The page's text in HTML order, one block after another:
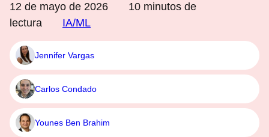
12 de mayo de 2026 10 minutos de
lectura
IA/ML
Jennifer Vargas
Carlos Condado
Younes Ben Brahim